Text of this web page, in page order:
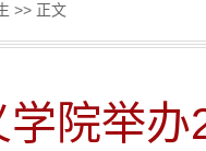
>> 正文
院举